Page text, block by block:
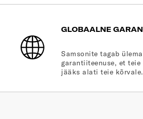
GLOBAALNE
Samsonite tagab
garantiiteenuse, et teie
jääks alati teie kõrvale.